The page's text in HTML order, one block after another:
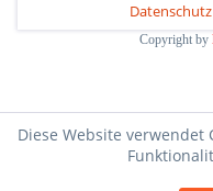
Datenschutz
Copyright by
Diese Website verwendet